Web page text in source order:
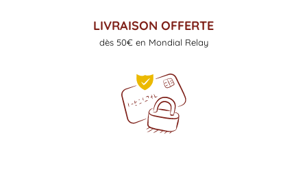
LIVRAISON OFFERTE
dès 50€ en Mondial Relay